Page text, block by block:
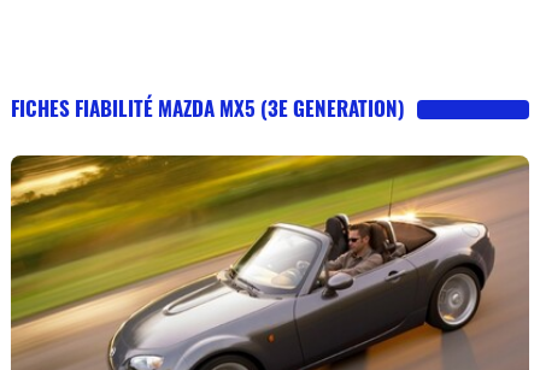
FICHES FIABILITÉ MAZDA MX5 (3E GENERATION)